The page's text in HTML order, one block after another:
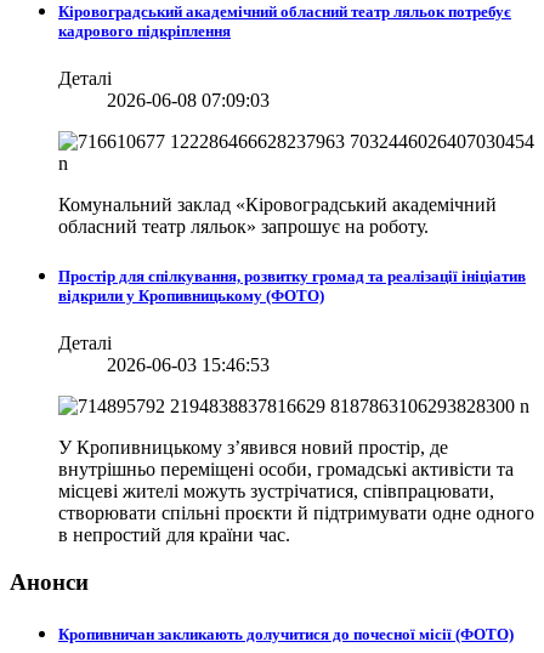
Кіровоградський академічний обласний театр ляльок потребує
кадрового підкріплення
Деталі
2026-06-08 07:09:03
Комунальний заклад «Кіровоградський академічний
обласний театр ляльок» запрошує на роботу.
Простір для спілкування, розвитку громад та реалізації ініціатив
відкрили у Кропивницькому (ФОТО)
Деталі
2026-06-03 15:46:53
У Кропивницькому з’явився новий простір, де
внутрішньо переміщені особи, громадські активісти та
місцеві жителі можуть зустрічатися, співпрацювати,
створювати спільні проєкти й підтримувати одне одного
в непростий для країни час.
Анонси
Кропивничан закликають долучитися до почесної місії (ФОТО)